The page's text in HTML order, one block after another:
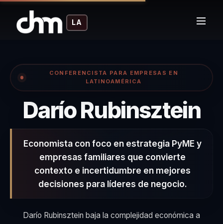
LA
CONFERENCISTA PARA EMPRESAS EN
LATINOAMÉRICA
Darío Rubinsztein–
Economista con foco en estrategia PyME y
empresas familiares que convierte
contexto e incertidumbre en mejores
decisiones para líderes de negocio.
Darío Rubinsztein baja la complejidad económica a